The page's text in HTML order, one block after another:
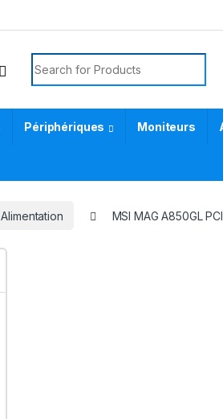
Search for:
Périphériques Moniteurs
Alimentation MSI MAG A850GL